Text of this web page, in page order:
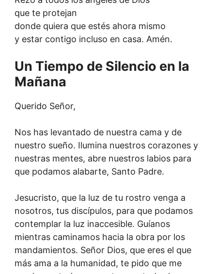
que te protejan
donde quiera que estés ahora mismo
y estar contigo incluso en casa. Amén.
Un Tiempo de Silencio en la
Mañana
Querido Señor,
Nos has levantado de nuestra cama y de
nuestro sueño. Ilumina nuestros corazones y
nuestras mentes, abre nuestros labios para
que podamos alabarte, Santo Padre.
Jesucristo, que la luz de tu rostro venga a
nosotros, tus discípulos, para que podamos
contemplar la luz inaccesible. Guíanos
mientras caminamos hacia la obra por los
mandamientos. Señor Dios, que eres el que
más ama a la humanidad, te pido que me